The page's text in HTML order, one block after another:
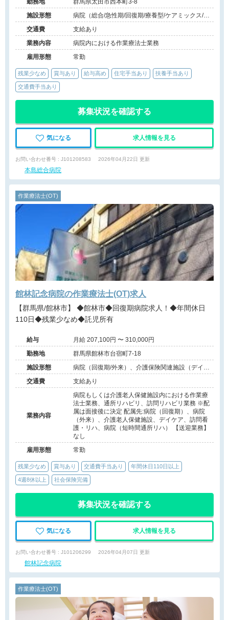
勤務地
群馬県太田市西本町3-8
施設形態
病院（総合/急性期/回復期/療養型/ケアミックス/外
来）、その他（その他）
交通費
支給あり
業務内容
病院内における作業療法士業務
雇用形態
常勤
残業少なめ 賞与あり 給与高め 住宅手当あり 扶養手当あり
交通費手当あり
募集状況を確認する
気になる 求人情報を見る
お問い合わせ番号 : J101208583 2026年04月22日 更新
本島総合病院
作業療法士(OT)
館林記念病院の作業療法士(OT)求人
【群馬県/館林市】 ◆館林市◆回復期病院求人！◆年間休日
110日◆残業少なめ◆託児所有
給与
月給 207,100円 〜 310,000円
勤務地
群馬県館林市台宿町7-18
施設形態
病院（回復期/外来）、介護保険関連施設（デイケ
ア/介護老人保健施設/訪問看護・リハ）
交通費 支給あり
業務内容
病院もしくは介護老人保健施設内における作業療
法士業務、通所リハビリ、訪問リハビリ業務 ※配
属は面接後に決定 配属先:病院（回復期）、病院
（外来）、介護老人保健施設、デイケア、訪問看
護・リハ、病院（短時間通所リハ） 【送迎業務】
なし
雇用形態
常勤
残業少なめ 賞与あり 交通費手当あり 年間休日110日以上
4週8休以上 社会保険完備
募集状況を確認する
気になる 求人情報を見る
お問い合わせ番号 : J101206299 2026年04月07日 更新
館林記念病院
作業療法士(OT)